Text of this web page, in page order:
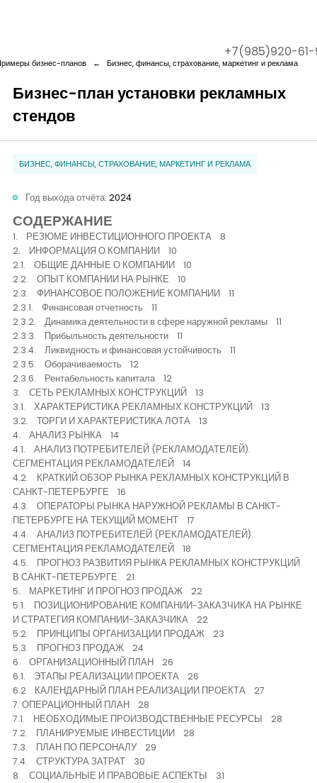
Company
Cases
Contact us
+7(985)920-
бизнес-планов ← Бизнес, финансы, страхование, маркетинг и реклама
Бизнес-план установки рекламных
стендов
БИЗНЕС, ФИНАНСЫ, СТРАХОВАНИЕ, МАРКЕТИНГ И РЕКЛАМА
Год выхода отчёта: 2024
СОДЕРЖАНИЕ
1. РЕЗЮМЕ ИНВЕСТИЦИОННОГО ПРОЕКТА 8
2. ИНФОРМАЦИЯ О КОМПАНИИ 10
2.1. ОБЩИЕ ДАННЫЕ О КОМПАНИИ 10
2.2. ОПЫТ КОМПАНИИ НА РЫНКЕ 10
2.3. ФИНАНСОВОЕ ПОЛОЖЕНИЕ КОМПАНИИ 11
2.3.1. Финансовая отчетность 11
2.3.2. Динамика деятельности в сфере наружной рекламы 11
2.3.3. Прибыльность деятельности 11
2.3.4. Ликвидность и финансовая устойчивость 11
2.3.5. Оборачиваемость 12
2.3.6. Рентабельность капитала 12
3. СЕТЬ РЕКЛАМНЫХ КОНСТРУКЦИЙ 13
3.1. ХАРАКТЕРИСТИКА РЕКЛАМНЫХ КОНСТРУКЦИЙ 13
3.2. ТОРГИ И ХАРАКТЕРИСТИКА ЛОТА 13
4. АНАЛИЗ РЫНКА 14
4.1. АНАЛИЗ ПОТРЕБИТЕЛЕЙ (РЕКЛАМОДАТЕЛЕЙ).
СЕГМЕНТАЦИЯ РЕКЛАМОДАТЕЛЕЙ 14
4.2. КРАТКИЙ ОБЗОР РЫНКА РЕКЛАМНЫХ КОНСТРУКЦИЙ В
САНКТ-ПЕТЕРБУРГЕ 16
4.3. ОПЕРАТОРЫ РЫНКА НАРУЖНОЙ РЕКЛАМЫ В САНКТ-
ПЕТЕРБУРГЕ НА ТЕКУЩИЙ МОМЕНТ 17
4.4. АНАЛИЗ ПОТРЕБИТЕЛЕЙ (РЕКЛАМОДАТЕЛЕЙ).
СЕГМЕНТАЦИЯ РЕКЛАМОДАТЕЛЕЙ 18
4.5. ПРОГНОЗ РАЗВИТИЯ РЫНКА РЕКЛАМНЫХ КОНСТРУКЦИЙ
В САНКТ-ПЕТЕРБУРГЕ 21
5. МАРКЕТИНГ И ПРОГНОЗ ПРОДАЖ 22
5.1. ПОЗИЦИОНИРОВАНИЕ КОМПАНИИ-ЗАКАЗЧИКА НА РЫНКЕ
И СТРАТЕГИЯ КОМПАНИИ-ЗАКАЗЧИКА 22
5.2. ПРИНЦИПЫ ОРГАНИЗАЦИИ ПРОДАЖ 23
5.3. ПРОГНОЗ ПРОДАЖ 24
6. ОРГАНИЗАЦИОННЫЙ ПЛАН 26
6.1. ЭТАПЫ РЕАЛИЗАЦИИ ПРОЕКТА 26
6.2 КАЛЕНДАРНЫЙ ПЛАН РЕАЛИЗАЦИИ ПРОЕКТА 27
7. ОПЕРАЦИОННЫЙ ПЛАН 28
7.1. НЕОБХОДИМЫЕ ПРОИЗВОДСТВЕННЫЕ РЕСУРСЫ 28
7.2. ПЛАНИРУЕМЫЕ ИНВЕСТИЦИИ 28
7.3. ПЛАН ПО ПЕРСОНАЛУ 29
7.4. СТРУКТУРА ЗАТРАТ 30
8. СОЦИАЛЬНЫЕ И ПРАВОВЫЕ АСПЕКТЫ 31